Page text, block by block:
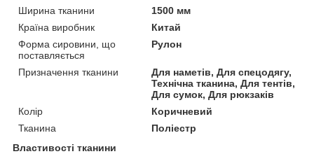
Ширина тканини
1500 мм
Країна виробник
Китай
Форма сировини, що
поставляється
Рулон
Призначення тканини
Для наметів, Для спецодягу,
Технічна тканина, Для тентів,
Для сумок, Для рюкзаків
Колір
Коричневий
Тканина
Поліестр
Властивості тканини